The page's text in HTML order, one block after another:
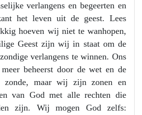
verlangens en begeerten en
het leven uit de geest. Lees
hoeven wij niet te wanhopen,
Geest zijn wij in staat om de
verlangens te winnen. Ons
beheerst door de wet en de
zonde, maar wij zijn zonen en
van God met alle rechten die
zijn. Wij mogen God zelfs: